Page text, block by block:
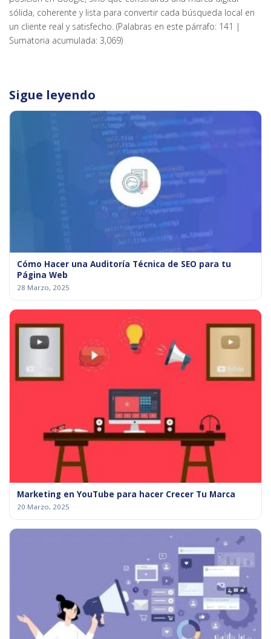
sólida, coherente y lista para convertir cada búsqueda local en
un cliente real y satisfecho. (Palabras en este párrafo: 141 |
Sumatoria acumulada: 3,069)
Sigue leyendo
Cómo Hacer una Auditoría Técnica de SEO para tu
Página Web
28 Marzo, 2025
Marketing en YouTube para hacer Crecer Tu Marca
20 Marzo, 2025